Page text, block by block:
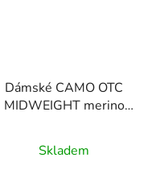
Dámské CAMO OTC
MIDWEIGHT merino
hodnocení
Skladem